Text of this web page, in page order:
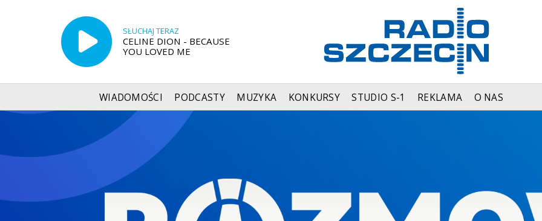
SŁUCHAJ TERAZ
CELINE DION - BECAUSE
YOU LOVED ME
WIADOMOŚCI PODCASTY MUZYKA KONKURSY STUDIO S-1 REKLAMA O NAS